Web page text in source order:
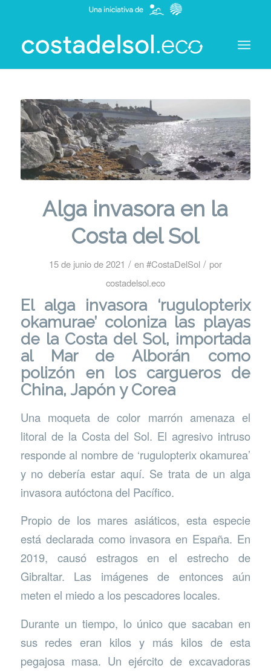
Alga invasora en la
Costa del Sol
15 de junio de 2021 / en#CostaDelSol / por
costadelsol.eco
El alga invasora ‘rugulopterix
okamurae’ coloniza las playas
de la Costa del Sol, importada
al Mar de Alborán como
polizón en los cargueros de
China, Japón y Corea
Una moqueta de color marrón amenaza el
litoral de la Costa del Sol. El agresivo intruso
responde al nombre de ‘rugulopterix okamurea’
y no debería estar aquí. Se trata de un alga
invasora autóctona del Pacífico.
Propio de los mares asiáticos, esta especie
está declarada como invasora en España. En
2019, causó estragos en el estrecho de
Gibraltar. Las imágenes de entonces aún
meten el miedo a los pescadores locales.
Durante un tiempo, lo único que sacaban en
sus redes eran kilos y más kilos de esta
pegajosa masa. Un ejército de excavadoras